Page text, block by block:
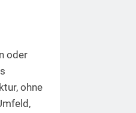
oder
ohne